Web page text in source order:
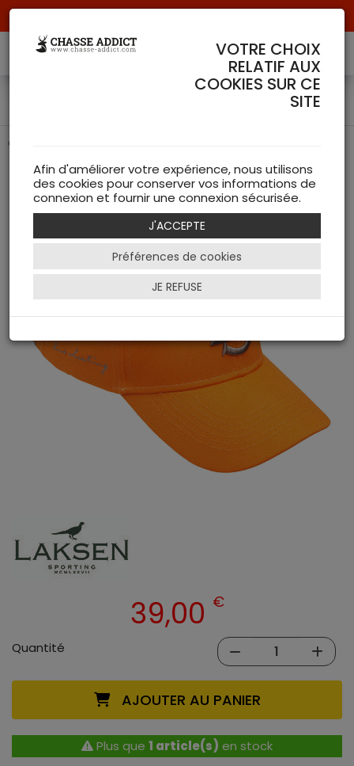
Casquette Laksen Orange
Casquette orange avec logo Laksen
39,00 €
Quantité
AJOUTER AU PANIER
Plus que 1 article(s) en stock
VOTRE CHOIX
RELATIF AUX
COOKIES SUR CE
SITE
Afin d'améliorer votre expérience, nous utilisons
des cookies pour conserver vos informations de
connexion et fournir une connexion sécurisée.
J'ACCEPTE
Préférences de cookies
JE REFUSE